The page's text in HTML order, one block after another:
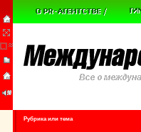
Рубрика или тема